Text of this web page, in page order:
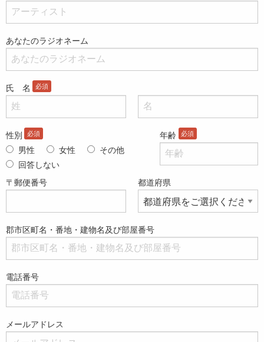
あなたのラジオネーム
氏 名
性別
男性
女性
その他
回答しない
年齢
〒郵便番号 都道府県
郡市区町名・番地・建物名及び部屋番号
電話番号
メールアドレス